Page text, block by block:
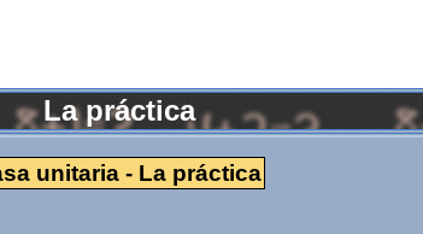
La práctica
unitaria - La práctica